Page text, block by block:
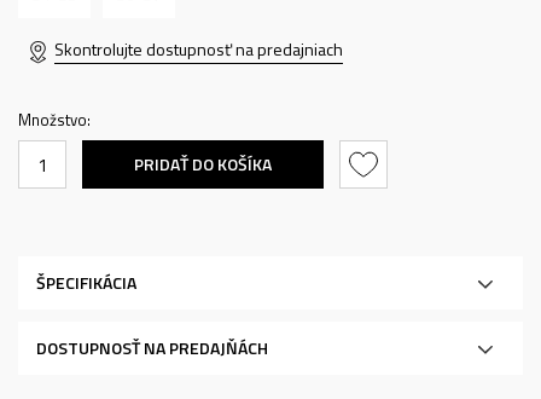
Skontrolujte dostupnosť na predajniach
Množstvo:
PRIDAŤ DO KOŠÍKA
ŠPECIFIKÁCIA
DOSTUPNOSŤ NA PREDAJŇÁCH